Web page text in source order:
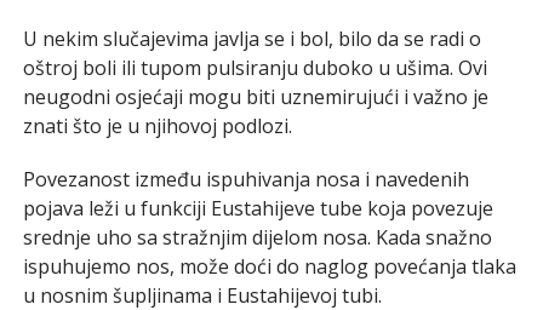
U nekim slučajevima javlja se i bol, bilo da se radi o
oštroj boli ili tupom pulsiranju duboko u ušima. Ovi
neugodni osjećaji mogu biti uznemirujući i važno je
znati što je u njihovoj podlozi.
Povezanost između ispuhivanja nosa i navedenih
pojava leži u funkciji Eustahijeve tube koja povezuje
srednje uho sa stražnjim dijelom nosa. Kada snažno
ispuhujemo nos, može doći do naglog povećanja tlaka
u nosnim šupljinama i Eustahijevoj tubi.